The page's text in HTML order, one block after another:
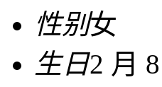
性别女
生日2 月